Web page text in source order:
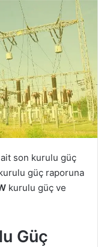
son kurulu güç
güç raporuna
kurulu güç ve
Güç